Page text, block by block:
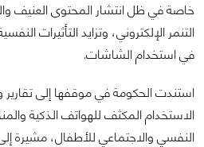
خاصة في ظل انتشار المحتوى العنيف
التنمر الإلكتروني، وتزايد التأثيرات
في استخدام الشاشات.
استندت الحكومة في موقفها إلى تقارير
الاستخدام المكثف للهواتف الذكية
النفسي والاجتماعي للأطفال، مشيرة